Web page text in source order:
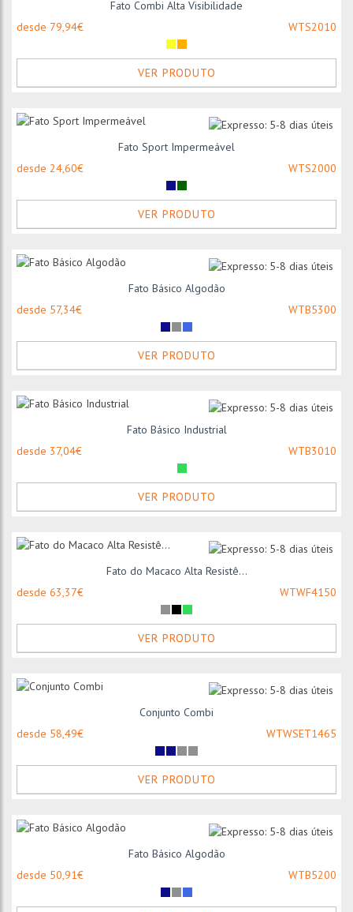
Fato Combi Alta Visibilidade
desde 79,94€
WTS2010
VER PRODUTO
Fato Sport Impermeável
desde 24,60€
WTS2000
VER PRODUTO
Fato Básico Algodão
desde 57,34€
WTB5300
VER PRODUTO
Fato Básico Industrial
desde 37,04€
WTB3010
VER PRODUTO
Fato do Macaco Alta Resistê...
desde 63,37€
WTWF4150
VER PRODUTO
Conjunto Combi
desde 58,49€
WTWSET1465
VER PRODUTO
Fato Básico Algodão
desde 50,91€
WTB5200